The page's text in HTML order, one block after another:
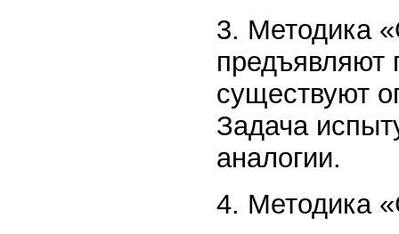
3. Методика
существуют
Задача
аналогии.
4. Методика